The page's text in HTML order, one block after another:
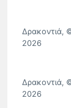
Δρακοντιά,
2026
Δρακοντιά,
2026